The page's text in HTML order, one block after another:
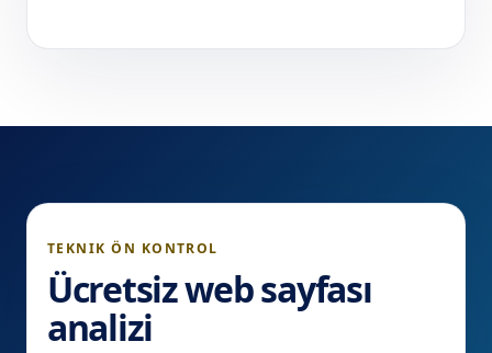
TEKNIK ÖN KONTROL
Ücretsiz web sayfası
analizi